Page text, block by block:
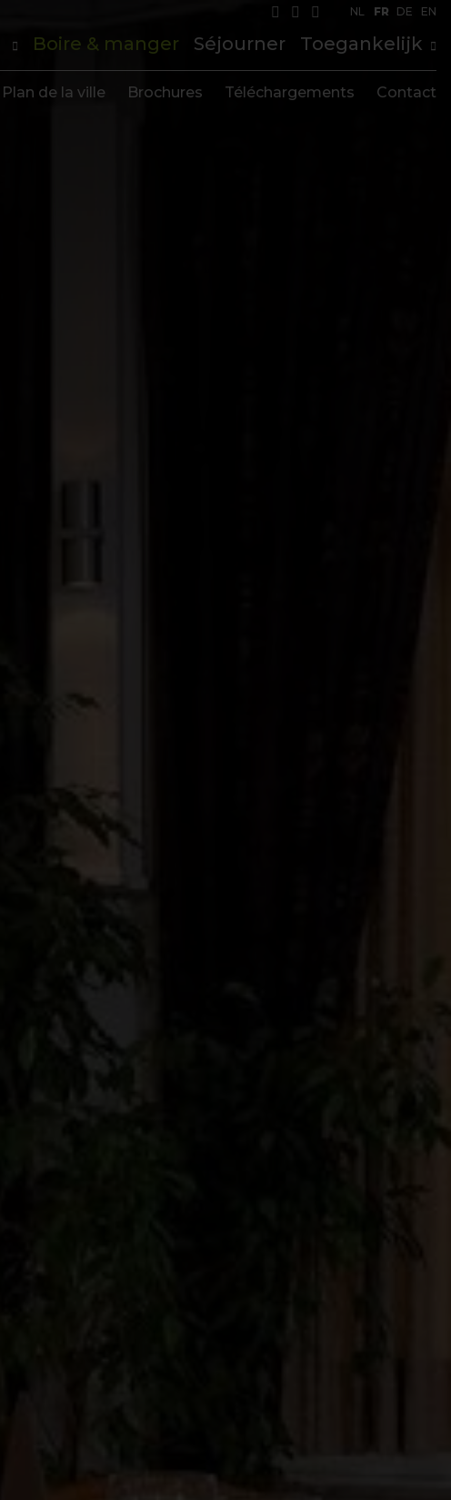
NL FR DE EN
Boire & manger Séjourner Toegankelijk
Plan de la ville Brochures Téléchargements Contact